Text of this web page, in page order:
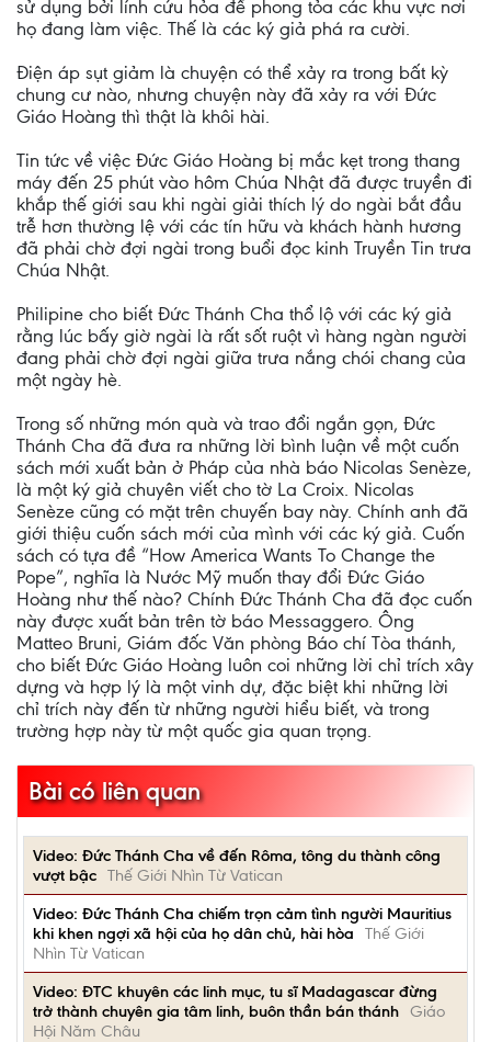
sử dụng bởi lính cứu hỏa để phong tỏa các khu vực nơi
họ đang làm việc. Thế là các ký giả phá ra cười.
Điện áp sụt giảm là chuyện có thể xảy ra trong bất kỳ
chung cư nào, nhưng chuyện này đã xảy ra với Đức
Giáo Hoàng thì thật là khôi hài.
Tin tức về việc Đức Giáo Hoàng bị mắc kẹt trong thang
máy đến 25 phút vào hôm Chúa Nhật đã được truyền đi
khắp thế giới sau khi ngài giải thích lý do ngài bắt đầu
trễ hơn thường lệ với các tín hữu và khách hành hương
đã phải chờ đợi ngài trong buổi đọc kinh Truyền Tin trưa
Chúa Nhật.
Philipine cho biết Đức Thánh Cha thổ lộ với các ký giả
rằng lúc bấy giờ ngài là rất sốt ruột vì hàng ngàn người
đang phải chờ đợi ngài giữa trưa nắng chói chang của
một ngày hè.
Trong số những món quà và trao đổi ngắn gọn, Đức
Thánh Cha đã đưa ra những lời bình luận về một cuốn
sách mới xuất bản ở Pháp của nhà báo Nicolas Senèze,
là một ký giả chuyên viết cho tờ La Croix. Nicolas
Senèze cũng có mặt trên chuyến bay này. Chính anh đã
giới thiệu cuốn sách mới của mình với các ký giả. Cuốn
sách có tựa đề “How America Wants To Change the
Pope”, nghĩa là Nước Mỹ muốn thay đổi Đức Giáo
Hoàng như thế nào? Chính Đức Thánh Cha đã đọc cuốn
này được xuất bản trên tờ báo Messaggero. Ông
Matteo Bruni, Giám đốc Văn phòng Báo chí Tòa thánh,
cho biết Đức Giáo Hoàng luôn coi những lời chỉ trích xây
dựng và hợp lý là một vinh dự, đặc biệt khi những lời
chỉ trích này đến từ những người hiểu biết, và trong
trường hợp này từ một quốc gia quan trọng.
Bài có liên quan
Video: Đức Thánh Cha về đến Rôma, tông du thành công
vượt bậc Thế Giới Nhìn Từ Vatican
Video: Đức Thánh Cha chiếm trọn cảm tình người Mauritius
khi khen ngợi xã hội của họ dân chủ, hài hòa
Thế Giới
Nhìn Từ Vatican
Video: ĐTC khuyên các linh mục, tu sĩ Madagascar đừng
trở thành chuyên gia tâm linh, buôn thần bán thánh Giáo
Hội Năm Châu